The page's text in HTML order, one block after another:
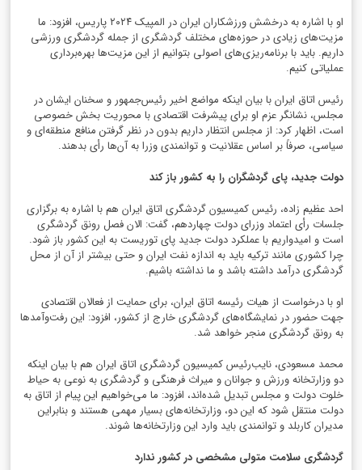
او با اشاره به درخشش ورزشکاران ایران در المپیک ۲۰۲۴ پاریس، افزود: ما
مزیت‌های زیادی در حوزه‌های مختلف گردشگری از جمله گردشگری ورزشی
داریم. باید با برنامه‌ریزی‌های اصولی بتوانیم از این مزیت‌ها بهره‌برداری
عملیاتی کنیم.
رئیس اتاق ایران با بیان اینکه مواضع اخیر رئیس‌جمهور و سخنان ایشان در
مجلس، نشانگر عزم او برای پیشرفت اقتصادی با محوریت بخش خصوصی
است، اظهار کرد: از مجلس انتظار داریم بدون در نظر گرفتن منافع منطقه‌ای و
سیاسی، صرفاً بر اساس عقلانیت و توانمندی وزرا به آن‌ها رأی بدهند.
دولت جدید، پای گردشگران را به کشور باز کند
احد عظیم زاده، رئیس کمیسیون گردشگری اتاق ایران هم با اشاره به برگزاری
جلسات رأی اعتماد وزرای دولت چهاردهم، گفت: الان فصل رونق گردشگری
است و امیدواریم با عملکرد دولت جدید پای توریست به این کشور باز شود.
چرا کشوری مانند ترکیه باید به اندازه نفت ایران و حتی بیشتر از آن از محل
گردشگری درآمد داشته باشد و ما نداشته باشیم.
او با درخواست از هیات رئیسه اتاق ایران، برای حمایت از فعالان اقتصادی
جهت حضور در نمایشگاه‌های گردشگری خارج از کشور، افزود: این رفت‌وآمدها
به رونق گردشگری منجر خواهد شد.
محمد مسعودی، نایب‌رئیس کمیسیون گردشگری اتاق ایران هم با بیان اینکه
دو وزارتخانه ورزش و جوانان و میراث فرهنگی و گردشگری به نوعی به حیاط
خلوت دولت و مجلس تبدیل شده‌اند، افزود: ما می‌خواهیم این پیام از اتاق به
دولت منتقل شود که این دو، وزارتخانه‌های بسیار مهمی هستند و بنابراین
مدیران کاربلد و توانمندی باید وارد این وزارتخانه‌ها شوند.
گردشگری سلامت متولی مشخصی در کشور ندارد